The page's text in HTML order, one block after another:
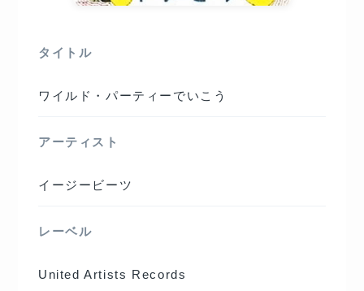
タイトル
ワイルド・パーティーでいこう
アーティスト
イージービーツ
レーベル
United Artists Records